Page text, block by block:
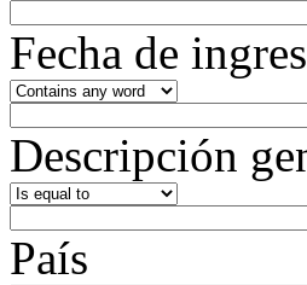
Fecha de
Descripción
País